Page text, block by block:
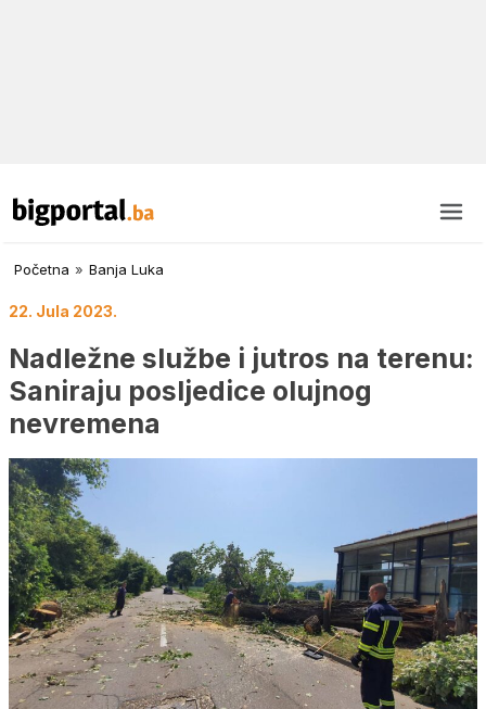
Početna » Banja Luka
22. Jula 2023.
Nadležne službe i jutros na terenu:
Saniraju posljedice olujnog
nevremena